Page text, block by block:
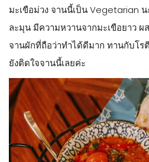
มะเขือม่วง จานนี้เป็น Vegetarian
ละมุน มีความหวานจากมะเขือยาว ผ
จานผักที่ถือว่าทำได้ดีมาก ทานกับโร
ยังติดใจจานนี้เลยค่ะ